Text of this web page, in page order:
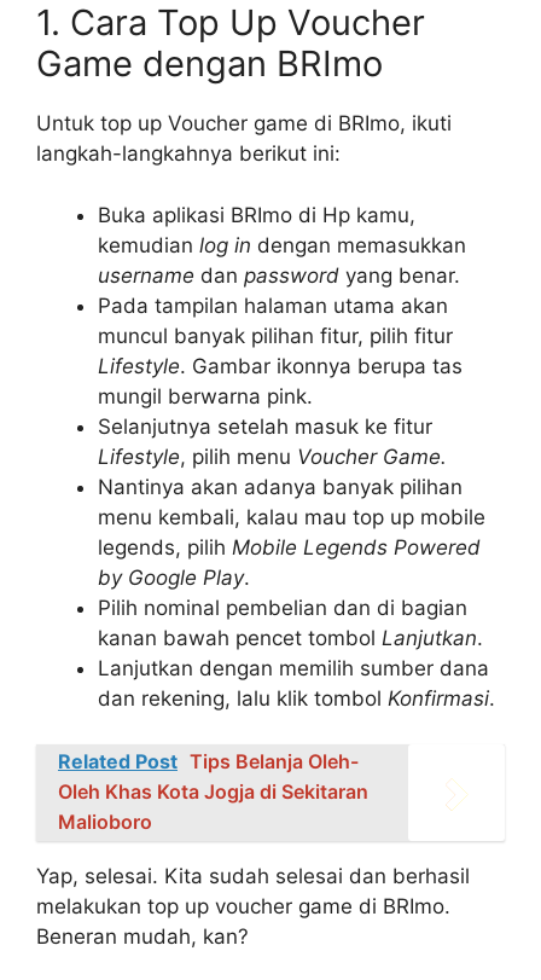
1. Cara Top Up Voucher
Game dengan BRImo
Untuk top up Voucher game di BRImo, ikuti
langkah-langkahnya berikut ini:
Buka aplikasi BRImo di Hp kamu,
kemudian log in dengan memasukkan
username dan password yang benar.
Pada tampilan halaman utama akan
muncul banyak pilihan fitur, pilih fitur
Lifestyle. Gambar ikonnya berupa tas
mungil berwarna pink.
Selanjutnya setelah masuk ke fitur
Lifestyle, pilih menu Voucher Game.
Nantinya akan adanya banyak pilihan
menu kembali, kalau mau top up mobile
legends, pilih Mobile Legends Powered
by Google Play.
Pilih nominal pembelian dan di bagian
kanan bawah pencet tombol Lanjutkan.
Lanjutkan dengan memilih sumber dana
dan rekening, lalu klik tombol Konfirmasi.
Related Post Tips Belanja Oleh-
Oleh Khas Kota Jogja di Sekitaran
Malioboro
Yap, selesai. Kita sudah selesai dan berhasil
melakukan top up voucher game di BRImo.
Beneran mudah, kan?